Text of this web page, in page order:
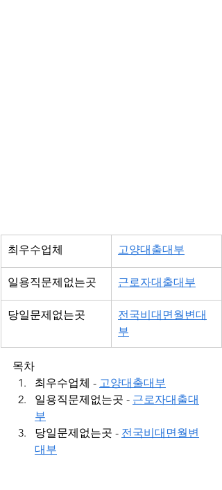
최우수업체 고양대출대부
일용직문제없는곳 근로자대출대부
당일문제없는곳
전국비대면월변대
부
목차
최우수업체 - 고양대출대부
일용직문제없는곳 - 근로자대출대
부
당일문제없는곳 - 전국비대면월변
대부